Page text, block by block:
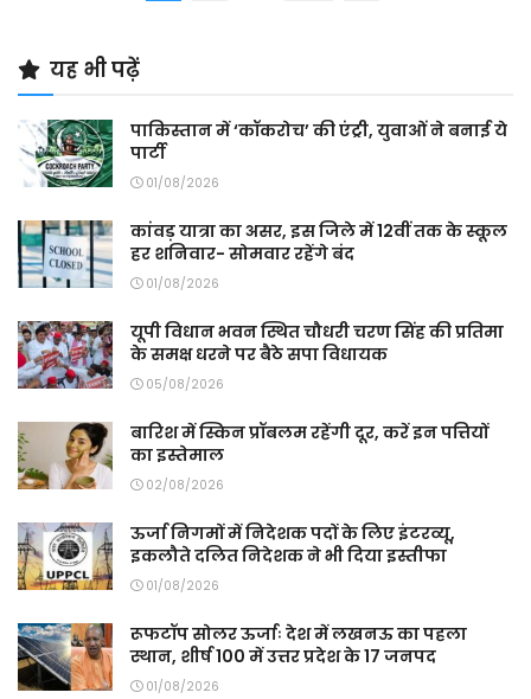
यह भी पढ़ें
पाकिस्तान में ‘कॉकरोच’ की एंट्री, युवाओं ने बनाई ये
पार्टी
01/08/2026
कांवड़ यात्रा का असर, इस जिले में 12वीं तक के स्कूल
हर शनिवार- सोमवार रहेंगे बंद
01/08/2026
यूपी विधान भवन स्थित चौधरी चरण सिंह की प्रतिमा
के समक्ष धरने पर बैठे सपा विधायक
05/08/2026
बारिश में स्किन प्रॉबलम रहेंगी दूर, करें इन पत्तियों
का इस्तेमाल
02/08/2026
ऊर्जा निगमों में निदेशक पदों के लिए इंटरव्यू,
इकलौते दलित निदेशक ने भी दिया इस्तीफा
01/08/2026
रूफटॉप सोलर ऊर्जाः देश में लखनऊ का पहला
स्थान, शीर्ष 100 में उत्तर प्रदेश के 17 जनपद
01/08/2026